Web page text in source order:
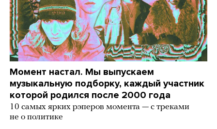
Момент настал. Мы выпускаем
музыкальную подборку, каждый участник
которой родился после 2000 года
10 самых ярких рэперов момента — с треками
не о политике